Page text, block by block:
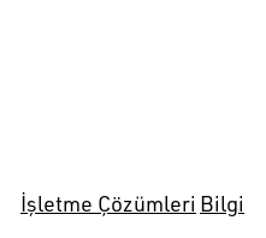
İşletme Çözümleri Bilgi